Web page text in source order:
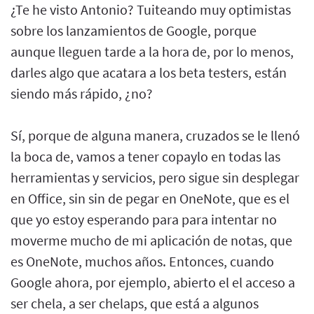
¿Te he visto Antonio? Tuiteando muy optimistas
sobre los lanzamientos de Google, porque
aunque lleguen tarde a la hora de, por lo menos,
darles algo que acatara a los beta testers, están
siendo más rápido, ¿no?
Sí, porque de alguna manera, cruzados se le llenó
la boca de, vamos a tener copaylo en todas las
herramientas y servicios, pero sigue sin desplegar
en Office, sin sin de pegar en OneNote, que es el
que yo estoy esperando para para intentar no
moverme mucho de mi aplicación de notas, que
es OneNote, muchos años. Entonces, cuando
Google ahora, por ejemplo, abierto el el acceso a
ser chela, a ser chelaps, que está a algunos